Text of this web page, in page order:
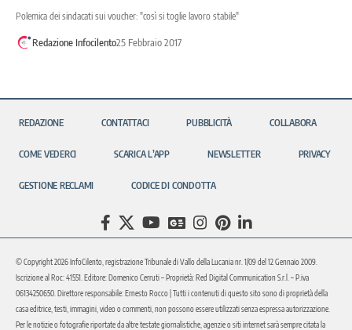
Polemica dei sindacati sui voucher: "così si toglie lavoro stabile"
Redazione Infocilento25 Febbraio 2017
REDAZIONE CONTATTACI PUBBLICITÀ COLLABORA
COME VEDERCI SCARICA L’APP NEWSLETTER PRIVACY
GESTIONE RECLAMI CODICE DI CONDOTTA
© Copyright 2026 InfoCilento, registrazione Tribunale di Vallo della Lucania nr. 1/09 del 12 Gennaio 2009.
Iscrizione al Roc: 41551. Editore: Domenico Cerruti – Proprietà: Red Digital Communication S.r.l. – P.iva
06134250650. Direttore responsabile: Ernesto Rocco | Tutti i contenuti di questo sito sono di proprietà della
casa editrice, testi, immagini, video o commenti, non possono essere utilizzati senza espressa autorizzazione.
Per le notizie o fotografie riportate da altre testate giornalistiche, agenzie o siti internet sarà sempre citata la